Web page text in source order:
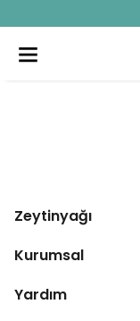
Zeytinyağı
Kurumsal
Yardım